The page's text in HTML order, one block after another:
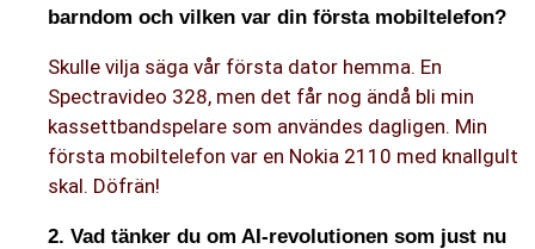
barndom och vilken var din första mobiltelefon?
Skulle vilja säga vår första dator hemma. En
Spectravideo 328, men det får nog ändå bli min
kassettbandspelare som användes dagligen. Min
första mobiltelefon var en Nokia 2110 med knallgult
skal. Döfrän!
2. Vad tänker du om AI-revolutionen som just nu